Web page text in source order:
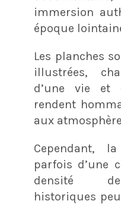
immersion
époque
Les planches
illustrées,
d’une vie et
rendent
aux
Cependant,
parfois d’une
densité
historiques